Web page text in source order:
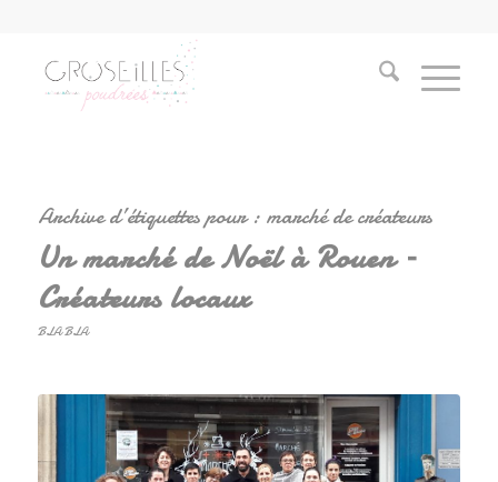
Archive d’étiquettes pour : marché de créateurs
Un marché de Noël à Rouen –
Créateurs locaux
BLA BLA